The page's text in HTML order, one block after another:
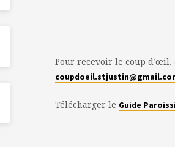
Pour recevoir le coup d’œil,
Télécharger le Guide